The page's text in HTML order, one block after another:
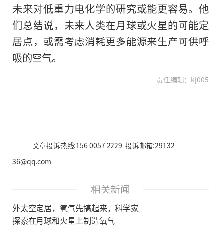
未来对低重力电化学的研究或能更容易。他
们总结说，未来人类在月球或火星的可能定
居点，或需考虑消耗更多能源来生产可供呼
吸的空气。
责任编辑：kj005
文章投诉热线:156 0057 2229 投诉邮箱:29132
36@qq.com
相关新闻
外太空定居，氧气先搞起来，科学家
探索在月球和火星上制造氧气